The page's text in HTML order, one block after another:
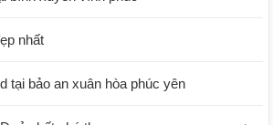
nhất
tại bảo an xuân hòa phúc yên